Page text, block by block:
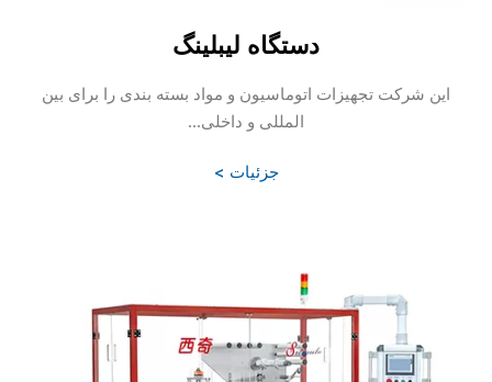
دستگاه لیبلینگ
این شرکت تجهیزات اتوماسیون و مواد بسته بندی را برای بین
المللی و داخلی...
جزئیات >